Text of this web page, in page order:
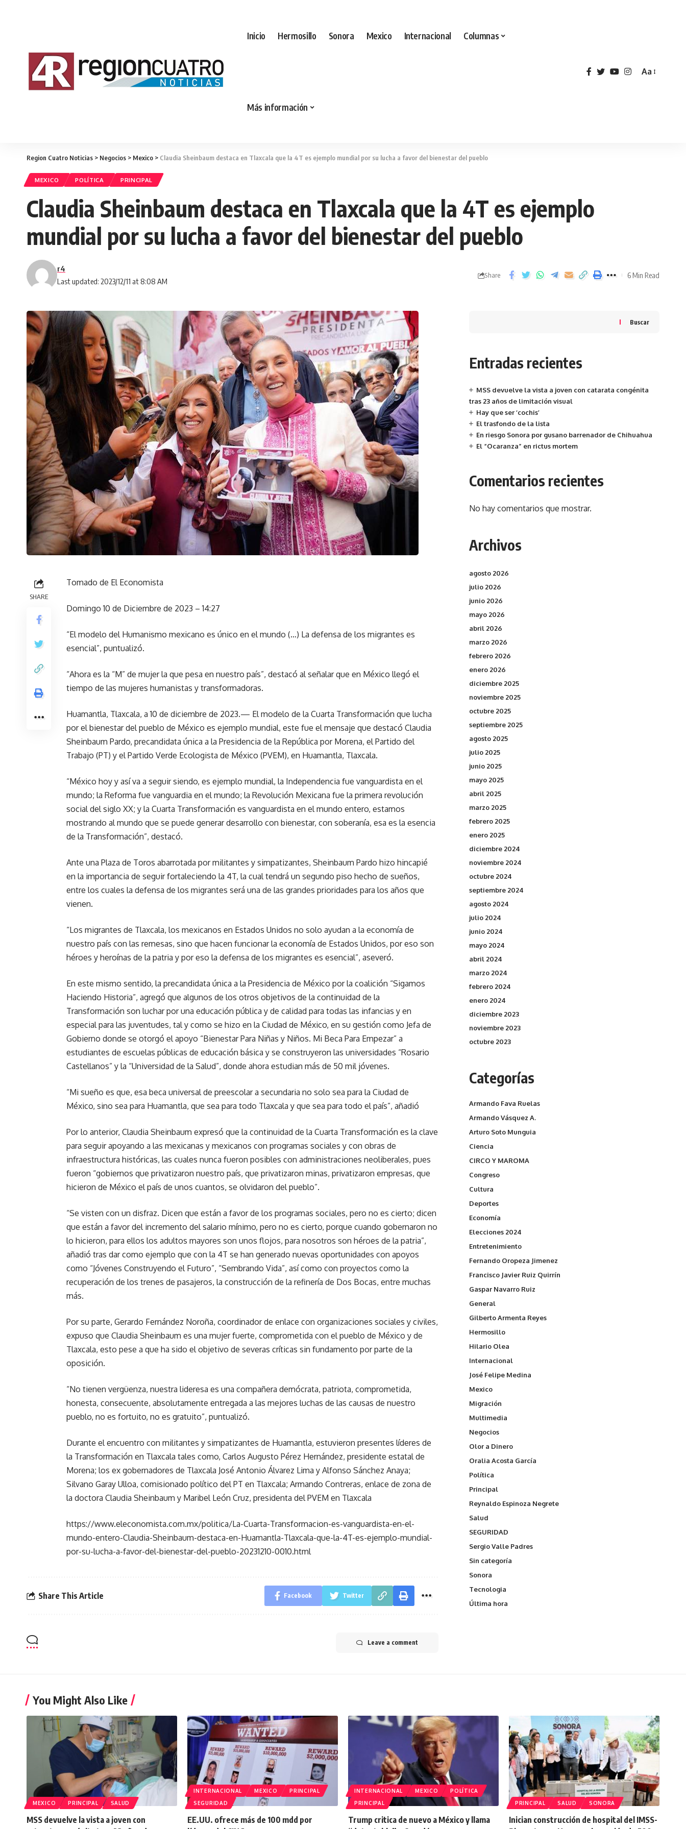
Inicio Hermosillo Sonora Mexico Internacional Columnas
Más información
Aa
Region Cuatro Noticias > Negocios > Mexico > Claudia Sheinbaum destaca en Tlaxcala que la 4T es ejemplo mundial por su lucha a favor del bienestar del pueblo
MEXICO POLÍTICA PRINCIPAL
Claudia Sheinbaum destaca en Tlaxcala que la 4T es ejemplo
mundial por su lucha a favor del bienestar del pueblo
Last updated: 2023/12/11 at 8:08 AM
r4
Share 6 Min Read
SHARE
Tomado de El Economista
Domingo 10 de Diciembre de 2023 – 14:27
“El modelo del Humanismo mexicano es único en el mundo (…) La defensa de los migrantes es
esencial”, puntualizó.
“Ahora es la “M” de mujer la que pesa en nuestro país”, destacó al señalar que en México llegó el
tiempo de las mujeres humanistas y transformadoras.
Huamantla, Tlaxcala, a 10 de diciembre de 2023.— El modelo de la Cuarta Transformación que lucha
por el bienestar del pueblo de México es ejemplo mundial, este fue el mensaje que destacó Claudia
Sheinbaum Pardo, precandidata única a la Presidencia de la República por Morena, el Partido del
Trabajo (PT) y el Partido Verde Ecologista de México (PVEM), en Huamantla, Tlaxcala.
“México hoy y así va a seguir siendo, es ejemplo mundial, la Independencia fue vanguardista en el
mundo; la Reforma fue vanguardia en el mundo; la Revolución Mexicana fue la primera revolución
social del siglo XX; y la Cuarta Transformación es vanguardista en el mundo entero, estamos
mostrando al mundo que se puede generar desarrollo con bienestar, con soberanía, esa es la esencia
de la Transformación”, destacó.
Ante una Plaza de Toros abarrotada por militantes y simpatizantes, Sheinbaum Pardo hizo hincapié
en la importancia de seguir fortaleciendo la 4T, la cual tendrá un segundo piso hecho de sueños,
entre los cuales la defensa de los migrantes será una de las grandes prioridades para los años que
vienen.
“Los migrantes de Tlaxcala, los mexicanos en Estados Unidos no solo ayudan a la economía de
nuestro país con las remesas, sino que hacen funcionar la economía de Estados Unidos, por eso son
héroes y heroínas de la patria y por eso la defensa de los migrantes es esencial”, aseveró.
En este mismo sentido, la precandidata única a la Presidencia de México por la coalición “Sigamos
Haciendo Historia”, agregó que algunos de los otros objetivos de la continuidad de la
Transformación son luchar por una educación pública y de calidad para todas las infancias y en
especial para las juventudes, tal y como se hizo en la Ciudad de México, en su gestión como Jefa de
Gobierno donde se otorgó el apoyo “Bienestar Para Niñas y Niños. Mi Beca Para Empezar” a
estudiantes de escuelas públicas de educación básica y se construyeron las universidades “Rosario
Castellanos” y la “Universidad de la Salud”, donde ahora estudian más de 50 mil jóvenes.
“Mi sueño es que, esa beca universal de preescolar a secundaria no solo sea para la Ciudad de
México, sino sea para Huamantla, que sea para todo Tlaxcala y que sea para todo el país”, añadió
Por lo anterior, Claudia Sheinbaum expresó que la continuidad de la Cuarta Transformación es la clave
para seguir apoyando a las mexicanas y mexicanos con programas sociales y con obras de
infraestructura históricas, las cuales nunca fueron posibles con administraciones neoliberales, pues
fueron “gobiernos que privatizaron nuestro país, que privatizaron minas, privatizaron empresas, que
hicieron de México el país de unos cuantos, se olvidaron del pueblo”.
“Se visten con un disfraz. Dicen que están a favor de los programas sociales, pero no es cierto; dicen
que están a favor del incremento del salario mínimo, pero no es cierto, porque cuando gobernaron no
lo hicieron, para ellos los adultos mayores son unos flojos, para nosotros son héroes de la patria”,
añadió tras dar como ejemplo que con la 4T se han generado nuevas oportunidades con apoyos
como “Jóvenes Construyendo el Futuro”, “Sembrando Vida”, así como con proyectos como la
recuperación de los trenes de pasajeros, la construcción de la refinería de Dos Bocas, entre muchas
más.
Por su parte, Gerardo Fernández Noroña, coordinador de enlace con organizaciones sociales y civiles,
expuso que Claudia Sheinbaum es una mujer fuerte, comprometida con el pueblo de México y de
Tlaxcala, esto pese a que ha sido el objetivo de severas críticas sin fundamento por parte de la
oposición.
“No tienen vergüenza, nuestra lideresa es una compañera demócrata, patriota, comprometida,
honesta, consecuente, absolutamente entregada a las mejores luchas de las causas de nuestro
pueblo, no es fortuito, no es gratuito”, puntualizó.
Durante el encuentro con militantes y simpatizantes de Huamantla, estuvieron presentes líderes de
la Transformación en Tlaxcala tales como, Carlos Augusto Pérez Hernández, presidente estatal de
Morena; los ex gobernadores de Tlaxcala José Antonio Álvarez Lima y Alfonso Sánchez Anaya;
Silvano Garay Ulloa, comisionado político del PT en Tlaxcala; Armando Contreras, enlace de zona de
la doctora Claudia Sheinbaum y Maribel León Cruz, presidenta del PVEM en Tlaxcala
https://www.eleconomista.com.mx/politica/La-Cuarta-Transformacion-es-vanguardista-en-el-
mundo-entero-Claudia-Sheinbaum-destaca-en-Huamantla-Tlaxcala-que-la-4T-es-ejemplo-mundial-
por-su-lucha-a-favor-del-bienestar-del-pueblo-20231210-0010.html
Share This Article Facebook Twitter
Leave a comment
Buscar
Entradas recientes
MSS devuelve la vista a joven con catarata congénita
tras 23 años de limitación visual
Hay que ser ‘cochis’
El trasfondo de la lista
En riesgo Sonora por gusano barrenador de Chihuahua
El “Ocaranza” en rictus mortem
Comentarios recientes
No hay comentarios que mostrar.
Archivos
agosto 2026
julio 2026
junio 2026
mayo 2026
abril 2026
marzo 2026
febrero 2026
enero 2026
diciembre 2025
noviembre 2025
octubre 2025
septiembre 2025
agosto 2025
julio 2025
junio 2025
mayo 2025
abril 2025
marzo 2025
febrero 2025
enero 2025
diciembre 2024
noviembre 2024
octubre 2024
septiembre 2024
agosto 2024
julio 2024
junio 2024
mayo 2024
abril 2024
marzo 2024
febrero 2024
enero 2024
diciembre 2023
noviembre 2023
octubre 2023
Categorías
Armando Fava Ruelas
Armando Vásquez A.
Arturo Soto Munguia
Ciencia
CIRCO Y MAROMA
Congreso
Cultura
Deportes
Economía
Elecciones 2024
Entretenimiento
Fernando Oropeza Jimenez
Francisco Javier Ruiz Quirrín
Gaspar Navarro Ruiz
General
Gilberto Armenta Reyes
Hermosillo
Hilario Olea
Internacional
José Felipe Medina
Mexico
Migración
Multimedia
Negocios
Olor a Dinero
Oralia Acosta García
Política
Principal
Reynaldo Espinoza Negrete
Salud
SEGURIDAD
Sergio Valle Padres
Sin categoría
Sonora
Tecnologia
Última hora
You Might Also Like
MEXICO PRINCIPAL SALUD
MSS devuelve la vista a joven con
INTERNACIONAL MEXICO
PRINCIPAL
SEGURIDAD
EE.UU. ofrece más de 100 mdd por
INTERNACIONAL MEXICO
POLÍTICA
PRINCIPAL
Trump critica de nuevo a México y llama
PRINCIPAL SALUD SONORA
Inician construcción de hospital del IMSS-